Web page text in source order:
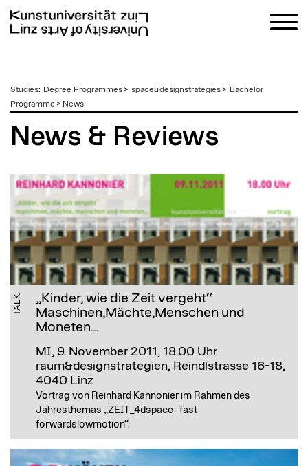
zum
Inhalt
Studies: Degree Programmes> space&designstrategies> Bachelor
Programme > News
News & Reviews
TALK
„Kinder, wie die Zeit vergeht‘‘
Maschinen,Mächte,Menschen und
Moneten…
MI, 9. November 2011, 18.00 Uhr
raum&designstrategien, Reindlstrasse 16-18,
4040 Linz
Vortrag von Reinhard Kannonier im Rahmen des
Jahresthemas „ZEIT_4dspace- fast
forwardslowmotion‘‘.